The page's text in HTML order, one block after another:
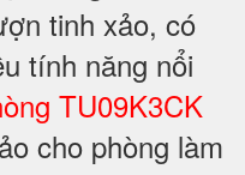
tinh xảo, có
tính năng nổi
TU09K3CK
cho phòng làm